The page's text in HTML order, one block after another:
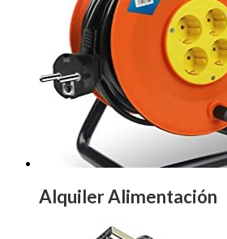
Alquiler Alimentación